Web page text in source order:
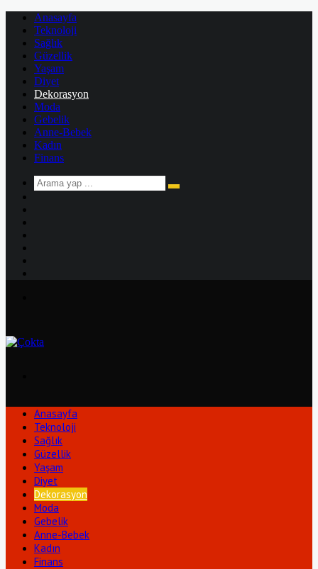
Anasayfa
Teknoloji
Sağlık
Güzellik
Yaşam
Diyet
Dekorasyon
Moda
Gebelik
Anne-Bebek
Kadın
Finans
Arama
Anasayfa
Teknoloji
Sağlık
Güzellik
Yaşam
Diyet
Dekorasyon
Moda
Gebelik
Anne-Bebek
Kadın
Finans